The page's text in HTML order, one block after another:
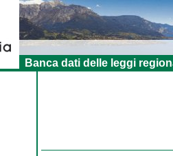
Banca dati delle leggi